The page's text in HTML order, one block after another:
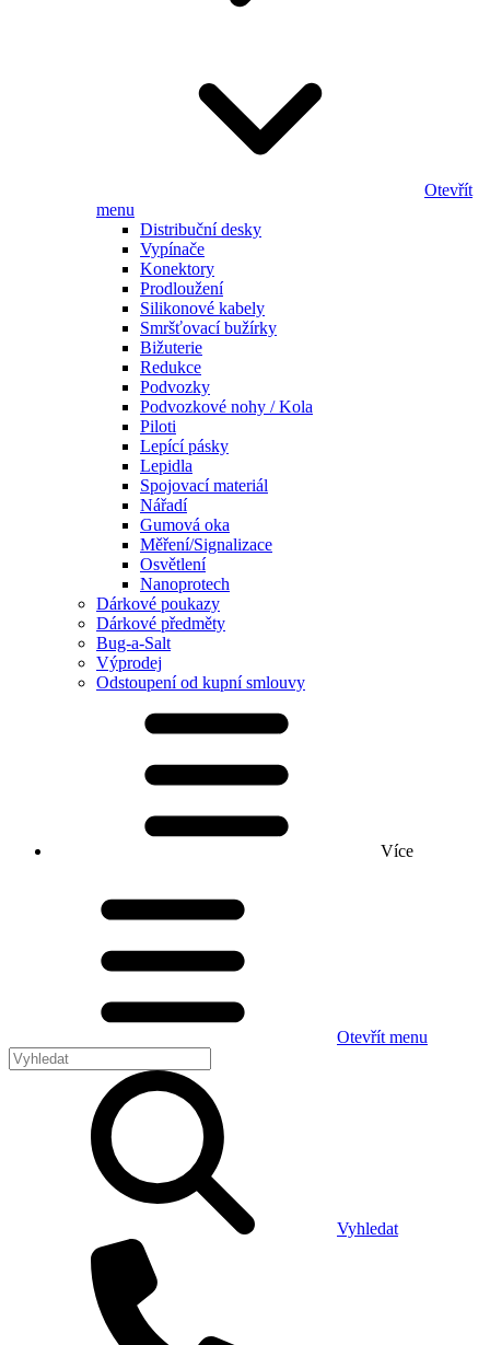
Otevřít
menu
Distribuční desky
Vypínače
Konektory
Prodloužení
Silikonové kabely
Smršťovací bužírky
Bižuterie
Redukce
Podvozky
Podvozkové nohy / Kola
Piloti
Lepící pásky
Lepidla
Spojovací materiál
Nářadí
Gumová oka
Měření/Signalizace
Osvětlení
Nanoprotech
Dárkové poukazy
Dárkové předměty
Bug-a-Salt
Výprodej
Odstoupení od kupní smlouvy
Více
Otevřít menu
Vyhledat